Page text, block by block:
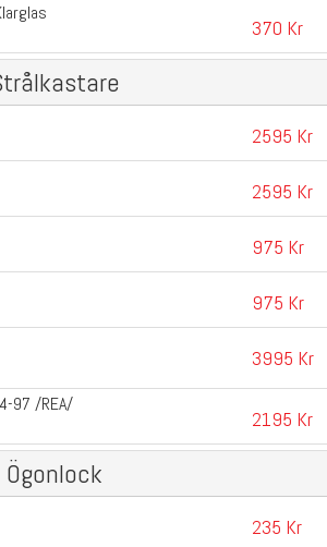
370 Kr
2595 Kr
2595 Kr
975 Kr
975 Kr
3995 Kr
97 /REA/
2195 Kr
Ögonlock
235 Kr